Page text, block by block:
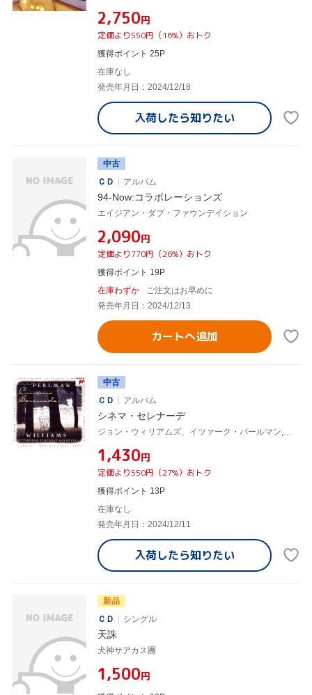
¥2,750円
定価より550円（16%）おトク
獲得ポイント 25P
在庫なし
発売年月日：2024/12/18
入荷したら知りたい
中古
ＣＤ
アルバム
94-Now:コラボレーションズ
エイジアン・ダブ・ファウンデイション
¥2,090円
定価より770円（26%）おトク
獲得ポイント 19P
在庫わずか
ご注文はお早めに
発売年月日：2024/12/13
カートへ追加
中古
ＣＤ
アルバム
シネマ・セレナーデ
¥1,430円
定価より550円（27%）おトク
獲得ポイント 13P
在庫なし
発売年月日：2024/12/11
入荷したら知りたい
新品
ＣＤ
シングル
天誅
犬神サアカス團
¥1,500円